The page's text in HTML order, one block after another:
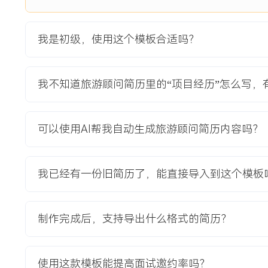
重、孩子参与度设计薄弱。项目目标是在X个月内，完成X条
项目职责：
1.市场与竞品分析：收集分析主流OTA平台上前XXX名亲子游
2.产品内容设计协同：作为销售前端代表，参与产品部的新线
高频需求，提出增加非遗手作、自然科普等体验环节的建议，
织并主持面向销售团队的内部培训会，确保XXX名同事清晰掌
4.试点销售与反馈闭环：独立承担首批XXX个名额的试点销售
项目业绩：
2.通过优化销售物料与培训，项目相关产品整体转化率从XXX%
我是初级，使用这个模板合适吗？
我不知道旅游顾问简历里的“项目经历”怎么写，
可以使用AI帮我自动生成旅游顾问简历内容吗？
我已经有一份旧简历了，能直接导入到这个模板
制作完成后，支持导出什么格式的简历？
使用这款模板能提高面试邀约率吗？